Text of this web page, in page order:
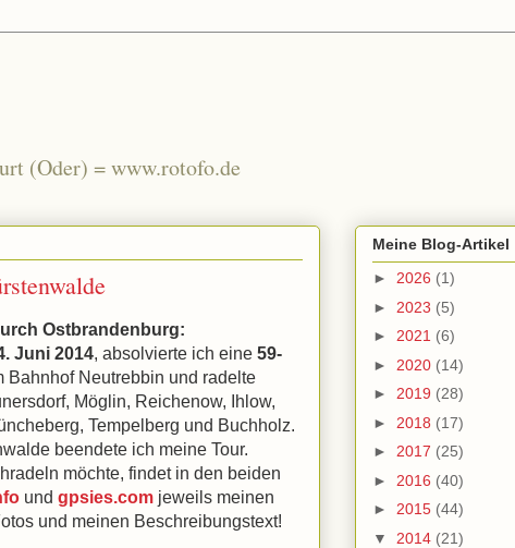
(Oder) = www.rotofo.de
Ostbrandenburg:
Juni 2014, absolvierte ich eine 59-
Bahnhof Neutrebbin und radelte
Möglin, Reichenow, Ihlow,
Tempelberg und Buchholz.
beendete ich meine Tour.
möchte, findet in den beiden
und gpsies.com jeweils meinen
und meinen Beschreibungstext!
Meine Blog-Artikel
► 2026 (1)
► 2023 (5)
► 2021 (6)
► 2020 (14)
► 2019 (28)
► 2018 (17)
► 2017 (25)
► 2016 (40)
► 2015 (44)
▼ 2014 (21)